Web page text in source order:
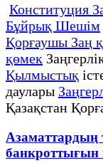
Конституция
Бұйрық Шешім
Қорғаушы Заң
қөмек
Қылмыстық
даулары
Қазақстан
Азаматтардың
банкроттығын